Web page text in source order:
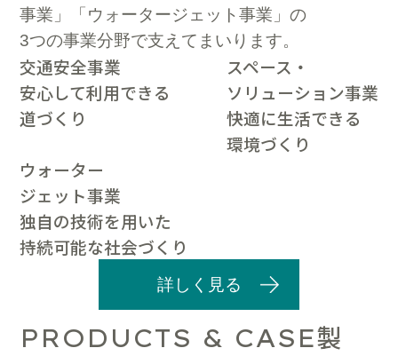
事業」「ウォータージェット事業」の
3つの事業分野で支えてまいります。
交通安全事業
安心して利用できる
道づくり
スペース・
ソリューション事業
快適に生活できる
環境づくり
ウォーター
ジェット事業
独自の技術を用いた
持続可能な社会づくり
詳しく見る
PRODUCTS & CASE製